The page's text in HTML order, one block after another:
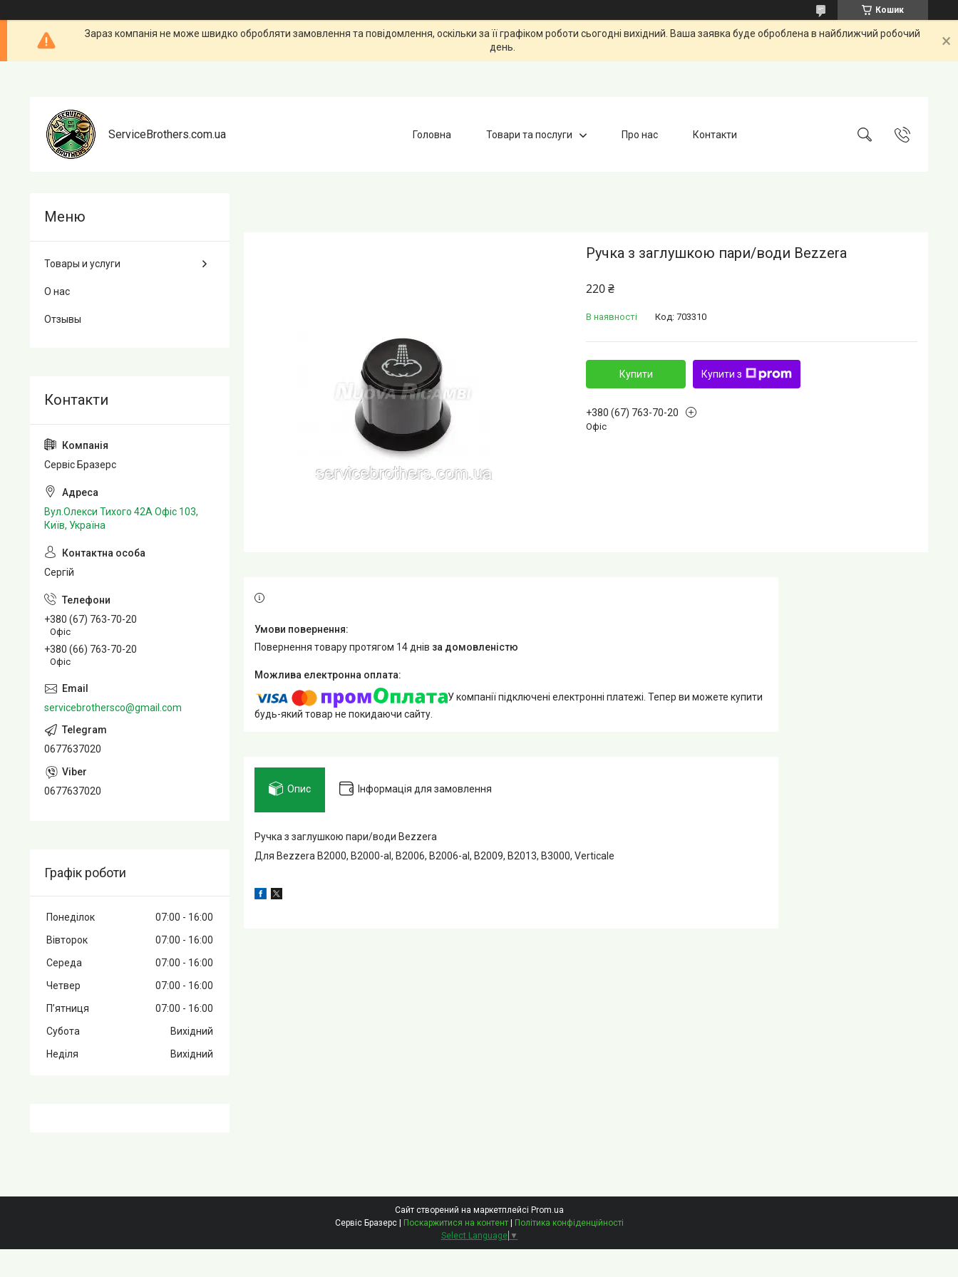
Кошик
Зараз компанія не може швидко обробляти замовлення та повідомлення, оскільки за її графіком роботи сьогодні вихідний. Ваша заявка буде оброблена в найближчий робочий
день.
ServiceBrothers.com.ua Головна Товари та послуги Про нас Контакти
Ручка з заглушкою пари/води Bezzera
220 ₴
В наявності Код: 703310
Купити Купити з
+380 (67) 763-70-20
Офіс
повернення товару протягом 14 днів за домовленістю
У компанії підключені електронні платежі. Тепер ви можете купити
будь-який товар не покидаючи сайту.
Опис Інформація для замовлення
Ручка з заглушкою пари/води Bezzera
Для Bezzera B2000, B2000-al, B2006, B2006-al, B2009, B2013, B3000, Verticale
Товары и услуги
О нас
Отзывы
Сервіс Бразерс
Вул.Олекси Тихого 42А Офіс 103,
Київ, Україна
Сергій
+380 (67) 763-70-20
Офіс
+380 (66) 763-70-20
Офіс
servicebrothersco@gmail.com
0677637020
0677637020
Графік роботи
Понеділок 07:00
16:00
Вівторок
07:00
16:00
Середа
07:00
16:00
Четвер
07:00
16:00
Пʼятниця
07:00
16:00
Субота
Вихідний
Неділя
Вихідний
Сайт створений на маркетплейсі Prom.ua
Сервіс Бразерс | Поскаржитися на контент | Політика конфіденційності
Select Language ▼